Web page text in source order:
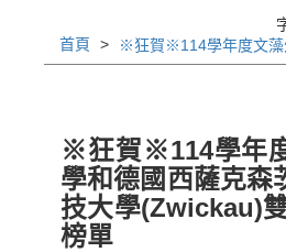
首頁
※狂賀※114學年
學和德國西薩克森
技大學(Zwickau)
榜單